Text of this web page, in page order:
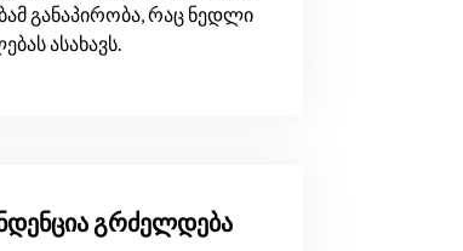
განაპირობა, რაც ნედლი
ასახავს.
გრძელდება